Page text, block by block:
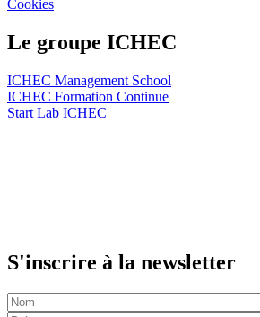
Cookies
Le groupe ICHEC
ICHEC Management School
ICHEC Formation Continue
Start Lab ICHEC
S'inscrire à la newsletter